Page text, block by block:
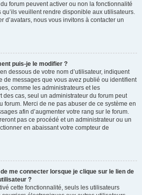
forum peuvent activer ou non la fonctionnalité
veuillent rendre disponible aux utilisateurs.
d’avatars, nous vous invitons à contacter un
puis-je le modifier ?
dessous de votre nom d’utilisateur, indiquent
de messages que vous avez publié ou identifient
comme les administrateurs et les
des cas, seul un administrateur du forum peut
forum. Merci de ne pas abuser de ce système en
afin d’augmenter votre rang sur le forum.
pas ce procédé et un administrateur ou un
en abaissant votre compteur de
me connecter lorsque je clique sur le lien de
?
cette fonctionnalité, seuls les utilisateurs